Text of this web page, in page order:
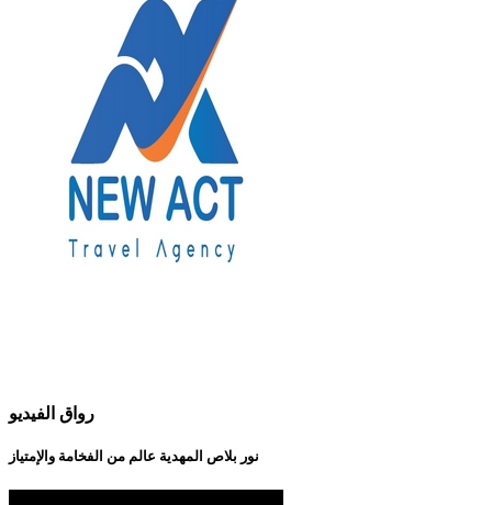
رواق الفيديو
نور بلاص المهدية عالم من الفخامة والإمتياز